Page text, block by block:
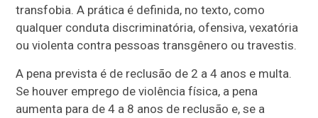
transfobia. A prática é definida, no texto, como
qualquer conduta discriminatória, ofensiva, vexatória
ou violenta contra pessoas transgênero ou travestis.
A pena prevista é de reclusão de 2 a 4 anos e multa.
Se houver emprego de violência física, a pena
aumenta para de 4 a 8 anos de reclusão e, se a